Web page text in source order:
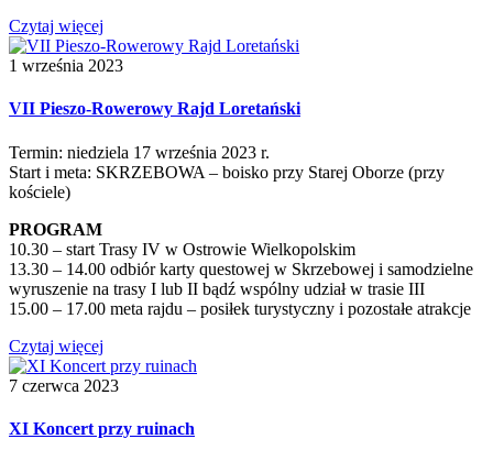
Czytaj więcej
1 września 2023
VII Pieszo-Rowerowy Rajd Loretański
Termin: niedziela 17 września 2023 r.
Start i meta: SKRZEBOWA – boisko przy Starej Oborze (przy
kościele)
PROGRAM
10.30 – start Trasy IV w Ostrowie Wielkopolskim
13.30 – 14.00 odbiór karty questowej w Skrzebowej i samodzielne
wyruszenie na trasy I lub II bądź wspólny udział w trasie III
15.00 – 17.00 meta rajdu – posiłek turystyczny i pozostałe atrakcje
Czytaj więcej
7 czerwca 2023
XI Koncert przy ruinach